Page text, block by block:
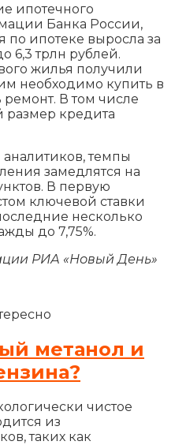
ипотечного
Банка России,
по ипотеке выросла за
6,3 трлн рублей.
жилья получили
необходимо купить в
ремонт. В том числе
размер кредита
аналитиков, темпы
замедлятся на
В первую
ключевой ставки
несколько
до 7,75%.
РИА «Новый День»
метанол и
чистое
из
таких как